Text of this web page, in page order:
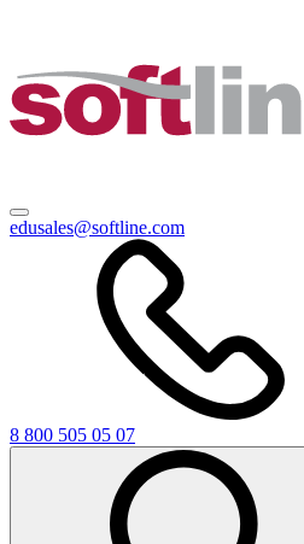
edusales@softline.com
8 800 505 05 07